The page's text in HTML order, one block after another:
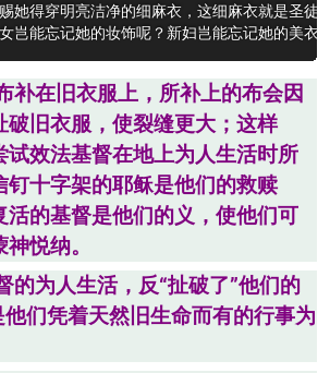
她得穿明亮洁净的细麻衣，这细麻衣就是圣徒
岂能忘记她的妆饰呢？新妇岂能忘记她的美衣
补在旧衣服上，所补上的布会因
破旧衣服，使裂缝更大；这样
试效法基督在地上为人生活时所
钉十字架的耶稣是他们的救赎
活的基督是他们的义，使他们可
悦纳。
的为人生活，反“扯破了”他们的
他们凭着天然旧生命而有的行事为